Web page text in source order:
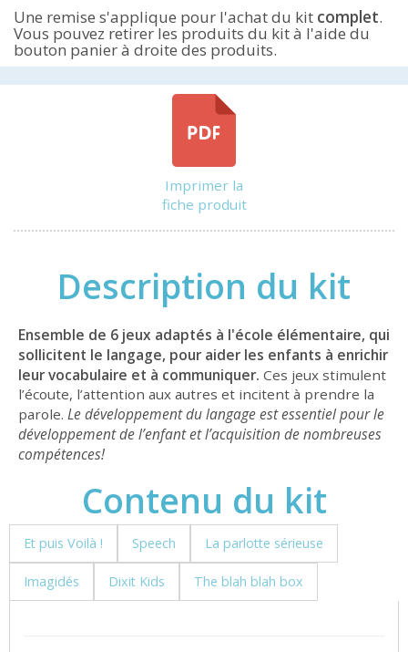
12,90 €
12,26 €
12,00 €
11,40 €
Dixit Kids
Une remise s'applique pour l'achat du kit complet.
Vous pouvez retirer les produits du kit à l'aide du
bouton panier à droite des produits.
Imprimer la
fiche produit
Description du kit
Ensemble de 6 jeux adaptés à l'école élémentaire, qui
sollicitent le langage, pour aider les enfants à enrichir
leur vocabulaire et à communiquer. Ces jeux stimulent
l’écoute, l’attention aux autres et incitent à prendre la
parole. Le développement du langage est essentiel pour le
développement de l’enfant et l’acquisition de nombreuses
compétences!
Contenu du kit
Et puis Voilà ! Speech La parlotte sérieuse
Imagidés Dixit Kids The blah blah box